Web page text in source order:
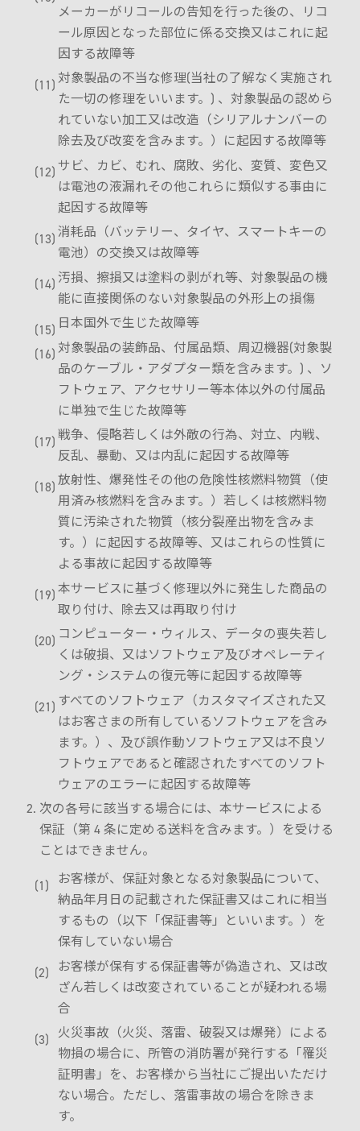
メーカーがリコールの告知を行った後の、リコ
ール原因となった部位に係る交換又はこれに起
因する故障等
対象製品の不当な修理(当社の了解なく実施され
た一切の修理をいいます。) 、対象製品の認めら
れていない加工又は改造（シリアルナンバーの
除去及び改変を含みます。）に起因する故障等
サビ、カビ、むれ、腐敗、劣化、変質、変色又
は電池の液漏れその他これらに類似する事由に
起因する故障等
消耗品（バッテリー、タイヤ、スマートキーの
電池）の交換又は故障等
汚損、擦損又は塗料の剥がれ等、対象製品の機
能に直接関係のない対象製品の外形上の損傷
日本国外で生じた故障等
対象製品の装飾品、付属品類、周辺機器(対象製
品のケーブル・アダプター類を含みます。) 、ソ
フトウェア、アクセサリー等本体以外の付属品
に単独で生じた故障等
戦争、侵略若しくは外敵の行為、対立、内戦、
反乱、暴動、又は内乱に起因する故障等
放射性、爆発性その他の危険性核燃料物質（使
用済み核燃料を含みます。）若しくは核燃料物
質に汚染された物質（核分裂産出物を含みま
す。）に起因する故障等、又はこれらの性質に
よる事故に起因する故障等
本サービスに基づく修理以外に発生した商品の
取り付け、除去又は再取り付け
コンピューター・ウィルス、データの喪失若し
くは破損、又はソフトウェア及びオペレーティ
ング・システムの復元等に起因する故障等
すべてのソフトウェア（カスタマイズされた又
はお客さまの所有しているソフトウェアを含み
ます。）、及び誤作動ソフトウェア又は不良ソ
フトウェアであると確認されたすべてのソフト
ウェアのエラーに起因する故障等
次の各号に該当する場合には、本サービスによる
保証（第 4 条に定める送料を含みます。）を受ける
ことはできません。
お客様が、保証対象となる対象製品について、
納品年月日の記載された保証書又はこれに相当
するもの（以下「保証書等」といいます。）を
保有していない場合
お客様が保有する保証書等が偽造され、又は改
ざん若しくは改変されていることが疑われる場
合
火災事故（火災、落雷、破裂又は爆発）による
物損の場合に、所管の消防署が発行する「罹災
証明書」を、お客様から当社にご提出いただけ
ない場合。ただし、落雷事故の場合を除きま
す。